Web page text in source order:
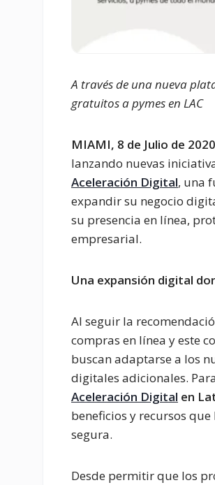
A través de una nueva
gratuitos a pymes en LAC
MIAMI, 8 de Julio de 2020
lanzando nuevas
Aceleración Digital, una
expandir su negocio
su presencia en línea,
empresarial.
Una expansión digital
Al seguir la
compras en línea y este
buscan adaptarse a los
digitales adicionales.
Aceleración Digital en
beneficios y recursos
segura.
Desde permitir que los